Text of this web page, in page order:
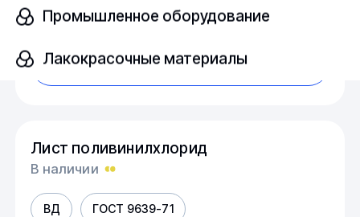
Промышленное оборудование
Лакокрасочные материалы
1,5х600х1300
Узнать цену
Лист поливинилхлорид
В наличии
ВД ГОСТ 9639-71